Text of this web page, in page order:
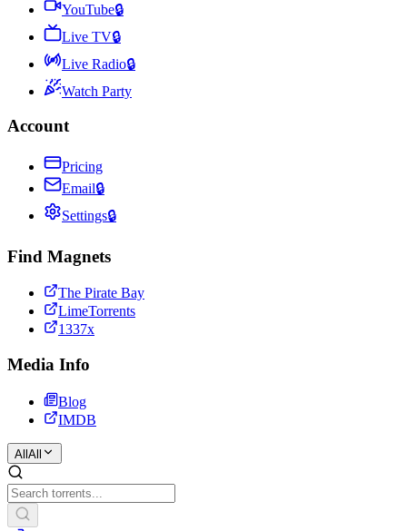
YouTube🔒
Live TV🔒
Live Radio🔒
Watch Party
Account
Pricing
Email🔒
Settings🔒
Find Magnets
The Pirate Bay
LimeTorrents
1337x
Media Info
Blog
IMDB
All All